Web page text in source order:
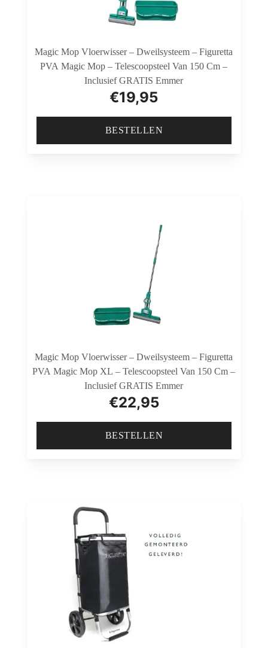
Magic Mop Vloerwisser – Dweilsysteem – Figuretta
PVA Magic Mop – Telescoopsteel Van 150 Cm –
Inclusief GRATIS Emmer
€19,95
BESTELLEN
Magic Mop Vloerwisser – Dweilsysteem – Figuretta
PVA Magic Mop XL – Telescoopsteel Van 150 Cm –
Inclusief GRATIS Emmer
€22,95
BESTELLEN